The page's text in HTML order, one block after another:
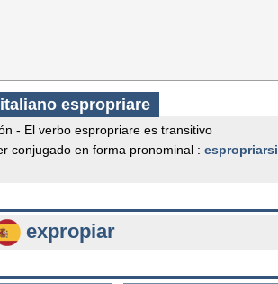
espropriare
- El verbo espropriare es transitivo
conjugado en forma pronominal : espropriarsi
expropiar